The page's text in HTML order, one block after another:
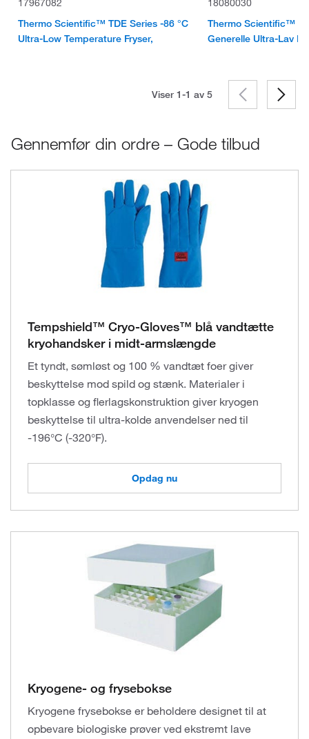
17967082
Thermo Scientific™ TDE Series -86 °C
Ultra-Low Temperature Fryser,
18080030
Thermo Scientific™
Generelle Ultra-Lav
Viser 1-1 av 5
Gennemfør din ordre – Gode tilbud
Tempshield™ Cryo-Gloves™ blå vandtætte
kryohandsker i midt-armslængde
Et tyndt, sømløst og 100 % vandtæt foer giver
beskyttelse mod spild og stænk. Materialer i
topklasse og flerlagskonstruktion giver kryogen
beskyttelse til ultra-kolde anvendelser ned til
-196°C (-320°F).
Opdag nu
Kryogene- og frysebokse
Kryogene frysebokse er beholdere designet til at
opbevare biologiske prøver ved ekstremt lave